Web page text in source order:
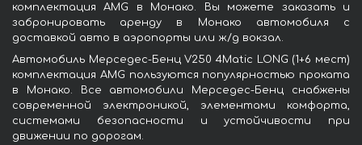
комплектация AMG в Монако. Вы можете заказать и
забронировать аренду в Монако автомобиля с
доставкой авто в аэропорты или ж/д вокзал.
Автомобиль Мерседес-Бенц V250 4Matic LONG (1+6 мест)
комплектация AMG пользуются популярностью проката
в Монако. Все автомобили Мерседес-Бенц снабжены
современной электроникой, элементами комфорта,
системами безопасности и устойчивости при
движении по дорогам.